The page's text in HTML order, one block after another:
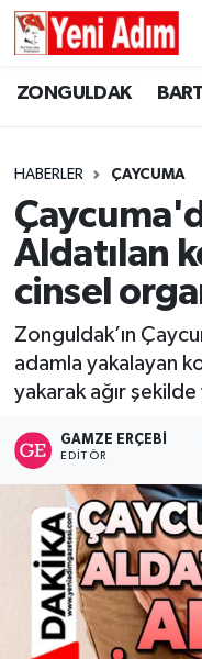
ZONGULDAK
HABERLER ÇAYCUMA
Aldatılan
cinsel
Zonguldak’ın
adamla yakalayan
yakarak ağır şekilde
GAMZE ERÇEBI
EDITÖR
ZONGULDAK
GÜNCEL
SİYASET
RESMİ İLAN
ZONGULDAK
GENEL
SPOR
SİYASET
RESMİ İLAN
Künye
Zonguldak
Tüm Manşetler
Son Dakika
Haber Arşivi